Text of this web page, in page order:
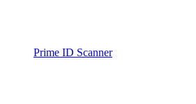
Prime ID Scanner